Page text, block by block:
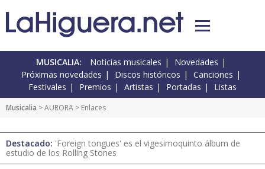
MUSICALIA: Noticias musicales
Novedades
Próximas novedades
Discos históricos
Canciones
Festivales
Premios Artistas Portadas Listas
Musicalia >AURORA > Enlaces
Destacado: 'Foreign tongues' es el vigesimoquinto álbum de
estudio de los Rolling Stones